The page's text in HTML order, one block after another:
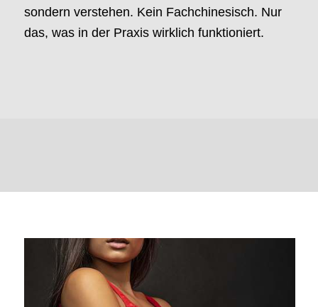
sondern verstehen. Kein Fachchinesisch. Nur
das, was in der Praxis wirklich funktioniert.